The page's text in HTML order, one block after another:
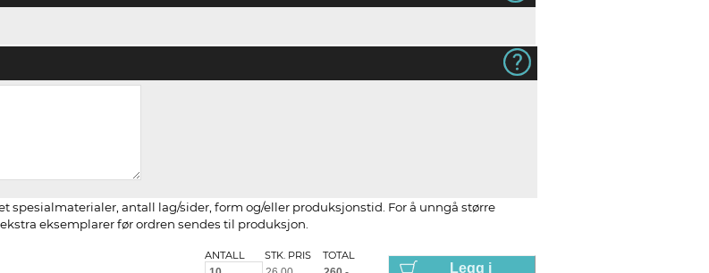
antall lag/sider, form og/eller produksjonstid. For å unngå større
eksemplarer før ordren sendes til produksjon.
ANTALL STK. PRIS TOTAL
Legg i